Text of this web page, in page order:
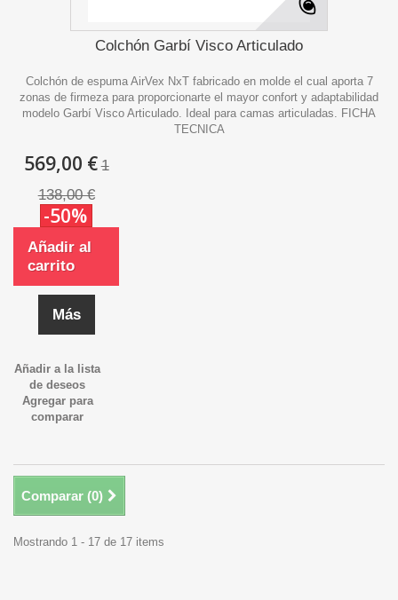
Colchón Garbí Visco Articulado
Colchón de espuma AirVex NxT fabricado en molde el cual aporta 7
zonas de firmeza para proporcionarte el mayor confort y adaptabilidad
modelo Garbí Visco Articulado. Ideal para camas articuladas. FICHA
TECNICA
569,00 € 1
138,00 €
-50%
Añadir al
carrito
Más
Añadir a la lista
de deseos
Agregar para
comparar
Comparar (0)
Mostrando 1 - 17 de 17 items